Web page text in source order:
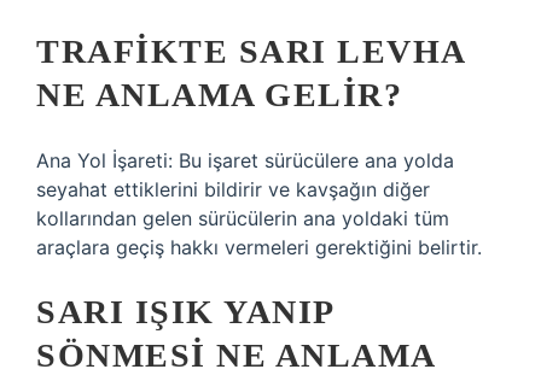
TRAFIKTE SARI LEVHA
NE ANLAMA GELIR?
Ana Yol İşareti: Bu işaret sürücülere ana yolda
seyahat ettiklerini bildirir ve kavşağın diğer
kollarından gelen sürücülerin ana yoldaki tüm
araçlara geçiş hakkı vermeleri gerektiğini belirtir.
SARI IŞIK YANIP
SÖNMESI NE ANLAMA